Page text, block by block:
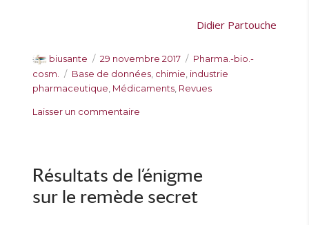
Didier Partouche
A
u
t
u
biusante
P
u
b
i
29 novembre 2017
C
a
t
e
Pharma.-bio.-
cosm.
É
t
q
t
s
Base de données, chimie, industrie
pharmaceutique, Médicaments, Revues
Laisser un commentaire
o
u
v
Résultats de l’énigme
sur le remède secret